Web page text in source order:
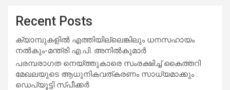
Recent Posts
ക്യാമ്പുകളിൽ എത്തിയില്ലെങ്കിലും ധനസഹായം
നൽകും-മന്ത്രി എ.പി. അനിൽകുമാർ
പരമ്പരാഗത നെയ്ത്തുകാരെ സംരക്ഷിച്ച് കൈത്തറി
മേഖലയുടെ ആധുനികവത്കരണം സാധ്യമാക്കും :
ഡെപ്യൂട്ടി സ്പീക്കർ